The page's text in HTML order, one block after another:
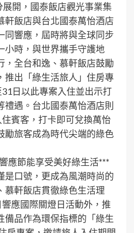
開，國泰飯店觀光事業集
軒飯店與台北國泰萬怡酒店
同響應，屆時將與全球同步
小時，與世界攜手守護地
，全台和逸、慕軒飯店鼓勵
推出「綠生活旅人」住房專
日以此專案入住並出示打
禮遇。台北國泰萬怡酒店則
賓客，打卡即可兌換萬怡
勵旅客成為時代尖端的綠色
應節能享受美好綠生活***
是口號，更成為風潮時尚的
慕軒飯店貫徹綠色生活理
應國際關燈日活動外，推
備品作為環保指標的「綠生